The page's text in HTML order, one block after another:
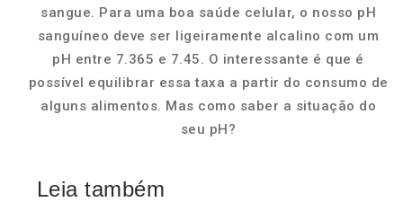
sangue. Para uma boa saúde celular, o nosso pH
sanguíneo deve ser ligeiramente alcalino com um
pH entre 7.365 e 7.45. O interessante é que é
possível equilibrar essa taxa a partir do consumo de
alguns alimentos. Mas como saber a situação do
seu pH?
Leia também